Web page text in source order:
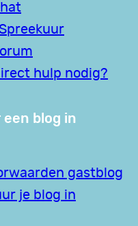
hulp nodig?
een blog in
gastblog
je blog in